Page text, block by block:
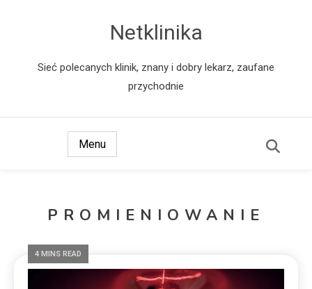
Netklinika
Sieć polecanych klinik, znany i dobry lekarz, zaufane
przychodnie
Menu
PROMIENIOWANIE
4 MINS READ